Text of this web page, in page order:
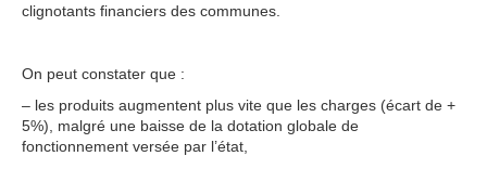
clignotants financiers des communes.
On peut constater que :
– les produits augmentent plus vite que les charges (écart de +
5%), malgré une baisse de la dotation globale de
fonctionnement versée par l’état,